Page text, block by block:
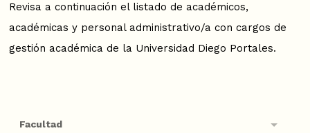
Revisa a continuación el listado de académicos,
académicas y personal administrativo/a con cargos de
gestión académica de la Universidad Diego Portales.